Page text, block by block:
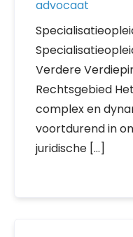
advocaat
Verdere
Rechtsgebied
complex en
voortdurend in
juridische […]